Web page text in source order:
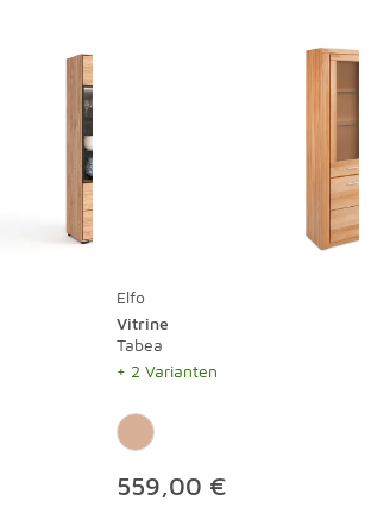
Elfo
Vitrine
Tabea
+ 2 Varianten
559,00 €